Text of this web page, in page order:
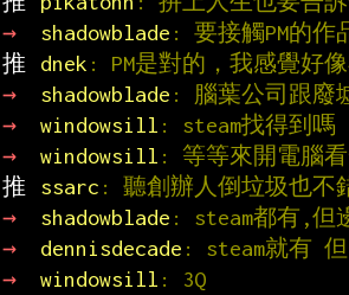
→
shadowblade : 要接觸PM的作
推
dnek : PM是對的，我感覺好
→
shadowblade : 腦葉公司跟廢
→
windowsill : steam找得到嗎
→
windowsill : 等等來開電腦
推
ssarc : 聽創辦人倒垃圾也不
→
shadowblade : steam都有,但
→
dennisdecade : steam就有
→
windowsill : 3Q